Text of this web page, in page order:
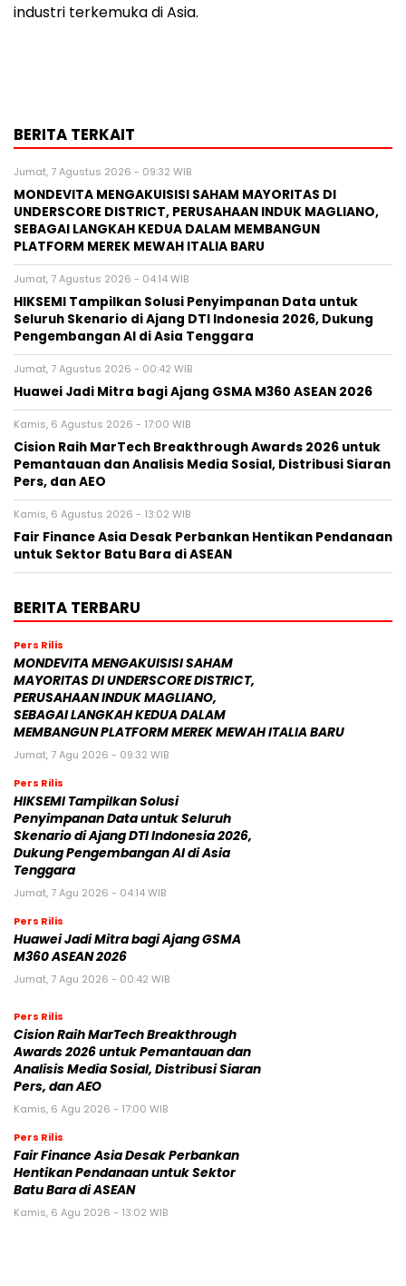
industri terkemuka di Asia.
BERITA TERKAIT
Jumat, 7 Agustus 2026 - 09:32 WIB
MONDEVITA MENGAKUISISI SAHAM MAYORITAS DI
UNDERSCORE DISTRICT, PERUSAHAAN INDUK MAGLIANO,
SEBAGAI LANGKAH KEDUA DALAM MEMBANGUN
PLATFORM MEREK MEWAH ITALIA BARU
Jumat, 7 Agustus 2026 - 04:14 WIB
HIKSEMI Tampilkan Solusi Penyimpanan Data untuk
Seluruh Skenario di Ajang DTI Indonesia 2026, Dukung
Pengembangan AI di Asia Tenggara
Jumat, 7 Agustus 2026 - 00:42 WIB
Huawei Jadi Mitra bagi Ajang GSMA M360 ASEAN 2026
Kamis, 6 Agustus 2026 - 17:00 WIB
Cision Raih MarTech Breakthrough Awards 2026 untuk
Pemantauan dan Analisis Media Sosial, Distribusi Siaran
Pers, dan AEO
Kamis, 6 Agustus 2026 - 13:02 WIB
Fair Finance Asia Desak Perbankan Hentikan Pendanaan
untuk Sektor Batu Bara di ASEAN
BERITA TERBARU
Pers Rilis
MONDEVITA MENGAKUISISI SAHAM
MAYORITAS DI UNDERSCORE DISTRICT,
PERUSAHAAN INDUK MAGLIANO,
SEBAGAI LANGKAH KEDUA DALAM
MEMBANGUN PLATFORM MEREK MEWAH ITALIA BARU
Jumat, 7 Agu 2026 - 09:32 WIB
Pers Rilis
HIKSEMI Tampilkan Solusi
Penyimpanan Data untuk Seluruh
Skenario di Ajang DTI Indonesia 2026,
Dukung Pengembangan AI di Asia
Tenggara
Jumat, 7 Agu 2026 - 04:14 WIB
Pers Rilis
Huawei Jadi Mitra bagi Ajang GSMA
M360 ASEAN 2026
Jumat, 7 Agu 2026 - 00:42 WIB
Pers Rilis
Cision Raih MarTech Breakthrough
Awards 2026 untuk Pemantauan dan
Analisis Media Sosial, Distribusi Siaran
Pers, dan AEO
Kamis, 6 Agu 2026 - 17:00 WIB
Pers Rilis
Fair Finance Asia Desak Perbankan
Hentikan Pendanaan untuk Sektor
Batu Bara di ASEAN
Kamis, 6 Agu 2026 - 13:02 WIB